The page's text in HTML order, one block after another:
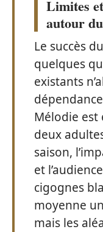
Limites
autour
Le succès
quelques
existants
Mélodie est
deux
saison,
et
cigognes
moyenne
mais les